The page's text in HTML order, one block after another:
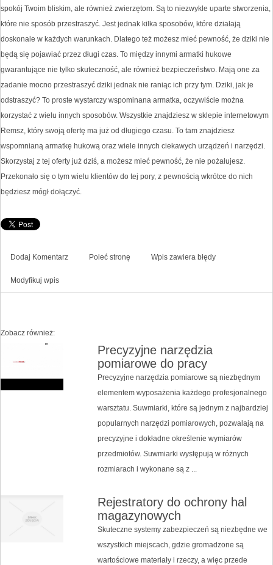
spokój Twoim bliskim, ale również zwierzętom. Są to niezwykle uparte stworzenia,
które nie sposób przestraszyć. Jest jednak kilka sposobów, które działają
doskonale w każdych warunkach. Dlatego też możesz mieć pewność, że dziki nie
będą się pojawiać przez długi czas. To między innymi armatki hukowe
gwarantujące nie tylko skuteczność, ale również bezpieczeństwo. Mają one za
zadanie mocno przestraszyć dziki jednak nie raniąc ich przy tym. Dziki, jak je
odstraszyć? To proste wystarczy wspominana armatka, oczywiście można
korzystać z wielu innych sposobów. Wszystkie znajdziesz w sklepie internetowym
Remsz, który swoją ofertę ma już od długiego czasu. To tam znajdziesz
wspomnianą armatkę hukową oraz wiele innych ciekawych urządzeń i narzędzi.
Skorzystaj z tej oferty już dziś, a możesz mieć pewność, że nie pożałujesz.
Przekonało się o tym wielu klientów do tej pory, z pewnością wkrótce do nich
będziesz mógł dołączyć.
Dodaj Komentarz Poleć stronę Wpis zawiera błędy
Modyfikuj wpis
Zobacz również:
Precyzyjne narzędzia
pomiarowe do pracy
Precyzyjne narzędzia pomiarowe są niezbędnym
elementem wyposażenia każdego profesjonalnego
warsztatu. Suwmiarki, które są jednym z najbardziej
popularnych narzędzi pomiarowych, pozwalają na
precyzyjne i dokładne określenie wymiarów
przedmiotów. Suwmiarki występują w różnych
rozmiarach i wykonane są z ...
Rejestratory do ochrony hal
magazynowych
Skuteczne systemy zabezpieczeń są niezbędne we
wszystkich miejscach, gdzie gromadzone są
wartościowe materiały i rzeczy, a więc przede